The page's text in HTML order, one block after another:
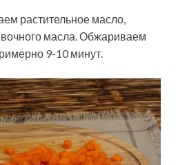
растительное масло,
масла. Обжариваем
9-10 минут.